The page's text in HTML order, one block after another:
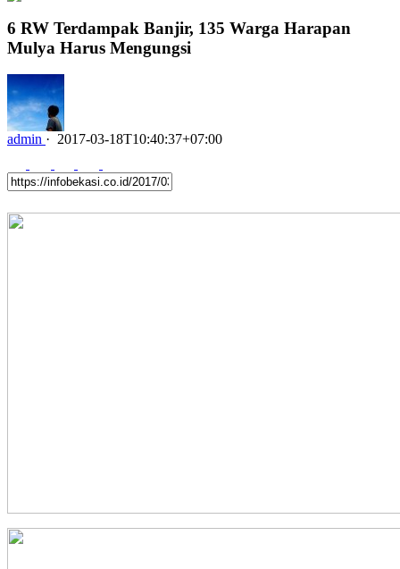
6 RW Terdampak Banjir, 135 Warga Harapan
Mulya Harus Mengungsi
admin · 2017-03-18T10:40:37+07:00